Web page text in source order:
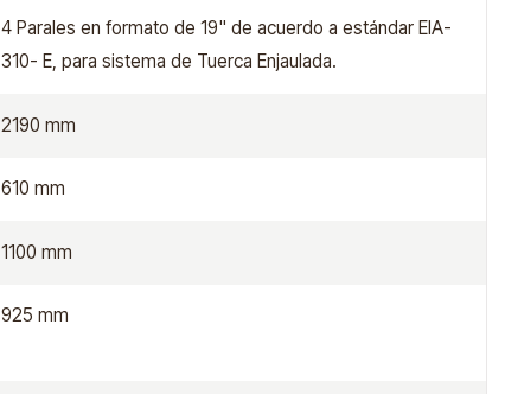
4 Parales en formato de 19" de acuerdo a estándar EIA-
310- E, para sistema de Tuerca Enjaulada.
2190 mm
610 mm
1100 mm
925 mm